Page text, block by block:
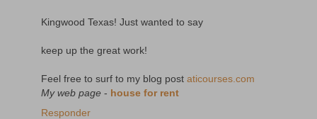
Kingwood Texas! Just wanted to say
keep up the great work!
Feel free to surf to my blog post aticourses.com
My web page - house for rent
Responder